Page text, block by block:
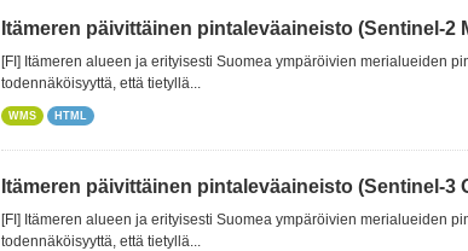
Itämeren päivittäinen pintaleväaineisto (Sentinel-2
[FI] Itämeren alueen ja erityisesti Suomea ympäröivien merialueiden
todennäköisyyttä, että tietyllä...
WMS HTML
Itämeren päivittäinen pintaleväaineisto (Sentinel-3
[FI] Itämeren alueen ja erityisesti Suomea ympäröivien merialueiden
todennäköisyyttä, että tietyllä...